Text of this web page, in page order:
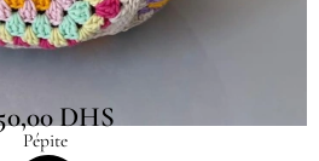
Square Ultra Coloré
Pépite
DHS